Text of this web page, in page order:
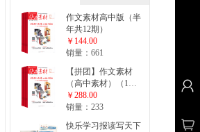
作文素材高中版（半
年共12期）
￥144.00
销量：661
【拼团】作文素材
（高中素材）（1年
共24期）
￥288.00
销量：233
快乐学习报读写天下